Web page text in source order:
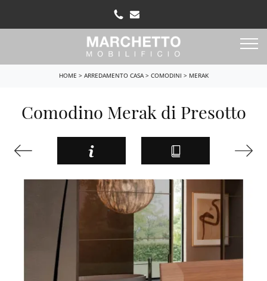
HOME > ARREDAMENTO CASA> COMODINI > MERAK
Comodino Merak di Presotto